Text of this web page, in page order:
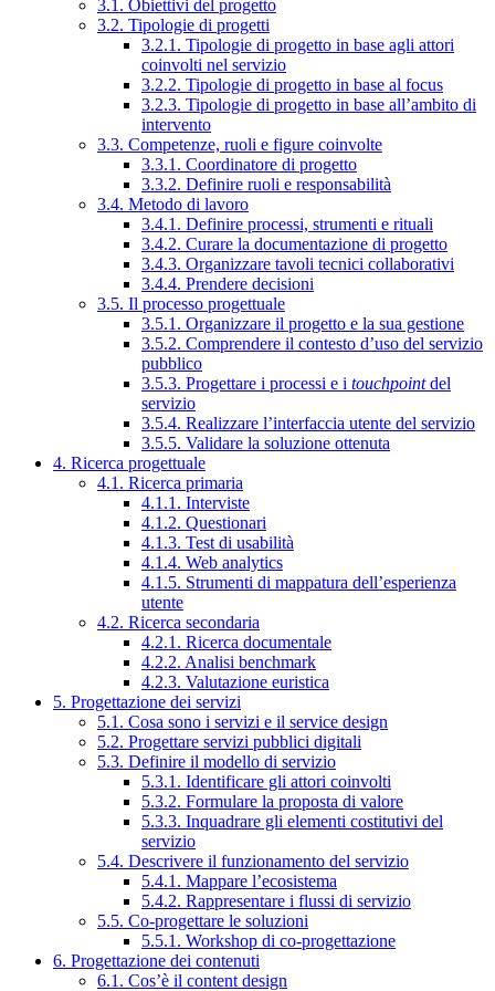
3.1. Obiettivi del progetto
3.2. Tipologie di progetti
3.2.1. Tipologie di progetto in base agli attori
coinvolti nel servizio
3.2.2. Tipologie di progetto in base al focus
3.2.3. Tipologie di progetto in base all’ambito di
intervento
3.3. Competenze, ruoli e figure coinvolte
3.3.1. Coordinatore di progetto
3.3.2. Definire ruoli e responsabilità
3.4. Metodo di lavoro
3.4.1. Definire processi, strumenti e rituali
3.4.2. Curare la documentazione di progetto
3.4.3. Organizzare tavoli tecnici collaborativi
3.4.4. Prendere decisioni
3.5. Il processo progettuale
3.5.1. Organizzare il progetto e la sua gestione
3.5.2. Comprendere il contesto d’uso del servizio
pubblico
3.5.3. Progettare i processi e i touchpointdel
servizio
3.5.4. Realizzare l’interfaccia utente del servizio
3.5.5. Validare la soluzione ottenuta
4. Ricerca progettuale
4.1. Ricerca primaria
4.1.1. Interviste
4.1.2. Questionari
4.1.3. Test di usabilità
4.1.4. Web analytics
4.1.5. Strumenti di mappatura dell’esperienza
utente
4.2. Ricerca secondaria
4.2.1. Ricerca documentale
4.2.2. Analisi benchmark
4.2.3. Valutazione euristica
5. Progettazione dei servizi
5.1. Cosa sono i servizi e il service design
5.2. Progettare servizi pubblici digitali
5.3. Definire il modello di servizio
5.3.1. Identificare gli attori coinvolti
5.3.2. Formulare la proposta di valore
5.3.3. Inquadrare gli elementi costitutivi del
servizio
5.4. Descrivere il funzionamento del servizio
5.4.1. Mappare l’ecosistema
5.4.2. Rappresentare i flussi di servizio
5.5. Co-progettare le soluzioni
5.5.1. Workshop di co-progettazione
6. Progettazione dei contenuti
6.1. Cos’è il content design